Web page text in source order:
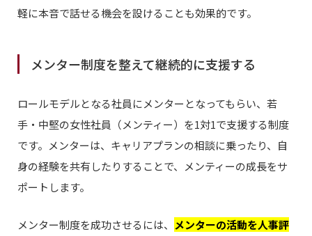
軽に本音で話せる機会を設けることも効果的です。
メンター制度を整えて継続的に支援する
ロールモデルとなる社員にメンターとなってもらい、若
手・中堅の女性社員（メンティー）を1対1で支援する制度
です。メンターは、キャリアプランの相談に乗ったり、自
身の経験を共有したりすることで、メンティーの成長をサ
ポートします。
メンター制度を成功させるには、 メンターの活動を人事評